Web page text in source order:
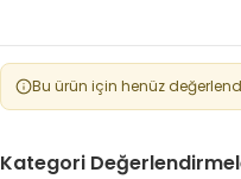
Bu ürün için henüz
Kategori